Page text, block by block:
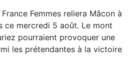
Femmes reliera Mâcon à
ce mercredi 5 août. Le mont
pourraient provoquer une
les prétendantes à la victoire